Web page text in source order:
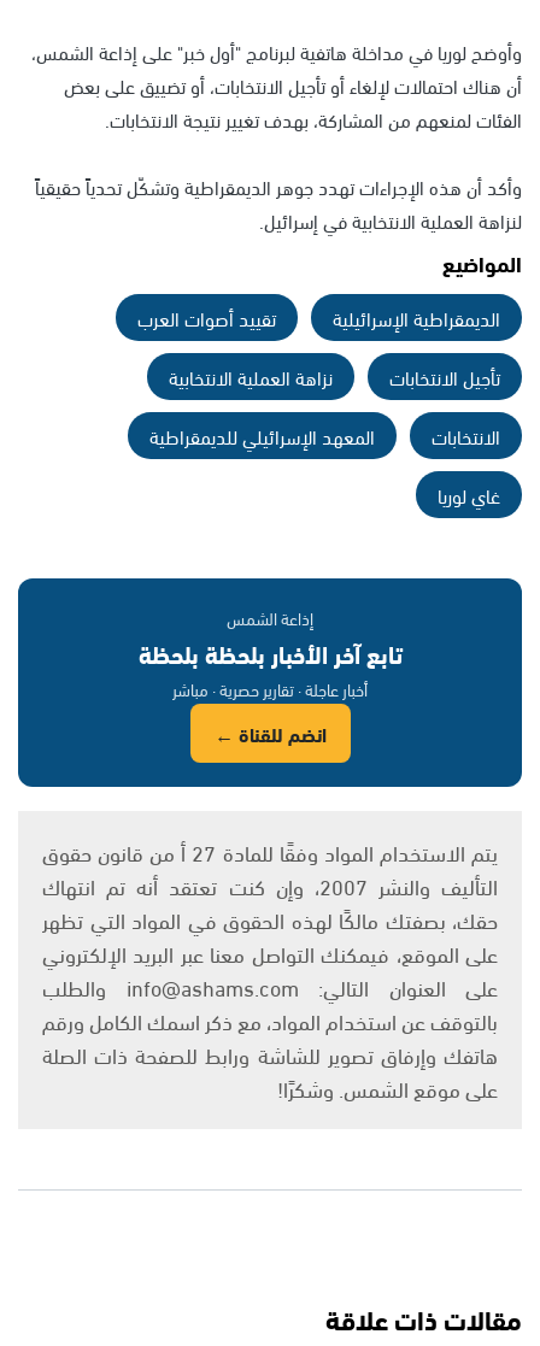
وأوضح لوريا في مداخلة هاتفية لبرنامج "أول خبر" على إذاعة الشمس،
أن هناك احتمالات لإلغاء أو تأجيل الانتخابات، أو تضييق على بعض
الفئات لمنعهم من المشاركة، بهدف تغيير نتيجة الانتخابات.
وأكد أن هذه الإجراءات تهدد جوهر الديمقراطية وتشكّل تحدياً حقيقياً
لنزاهة العملية الانتخابية في إسرائيل.
المواضيع
الديمقراطية الإسرائيلية
تقييد أصوات العرب
تأجيل الانتخابات
نزاهة العملية الانتخابية
الانتخابات
المعهد الإسرائيلي للديمقراطية
غاي لوريا
إذاعة الشمس
تابع آخر الأخبار بلحظة بلحظة
أخبار عاجلة · تقارير حصرية · مباشر
انضم للقناة ←
يتم الاستخدام المواد وفقًا للمادة 27 أ من قانون حقوق
التأليف والنشر 2007، وإن كنت تعتقد أنه تم انتهاك
حقك، بصفتك مالكًا لهذه الحقوق في المواد التي تظهر
على الموقع، فيمكنك التواصل معنا عبر البريد الإلكتروني
على العنوان التالي: info@ashams.com والطلب
بالتوقف عن استخدام المواد، مع ذكر اسمك الكامل ورقم
هاتفك وإرفاق تصوير للشاشة ورابط للصفحة ذات الصلة
على موقع الشمس. وشكرًا!
مقالات ذات علاقة